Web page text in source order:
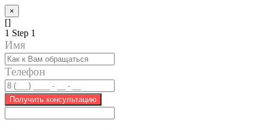
×
[]
1 Step 1
Имя
Телефон
Получить консультацию